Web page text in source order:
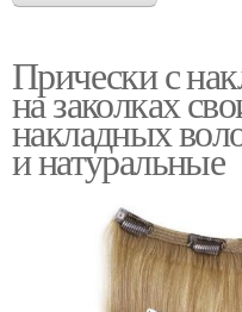
Прически с
на заколках
накладных
и натуральные